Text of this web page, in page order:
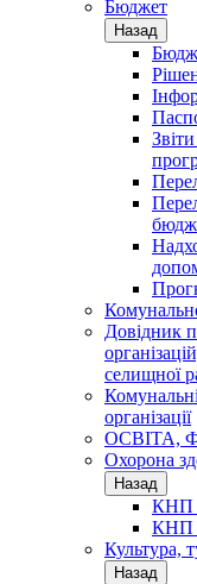
Бюджет
Назад
Довідник
селищної
організації
ОСВІТА,
Охорона
Назад
КНП
КНП
Культура,
Назад